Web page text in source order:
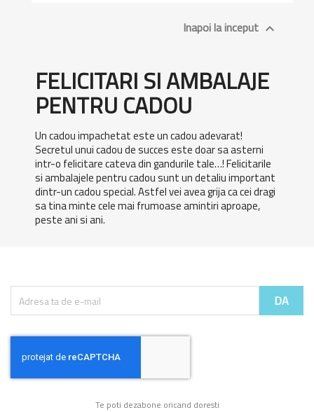
Inapoi la inceput 
FELICITARI SI AMBALAJE
PENTRU CADOU
Un cadou impachetat este un cadou adevarat!
Secretul unui cadou de succes este doar sa asterni
intr-o felicitare cateva din gandurile tale…! Felicitarile
si ambalajele pentru cadou sunt un detaliu important
dintr-un cadou special. Astfel vei avea grija ca cei dragi
sa tina minte cele mai frumoase amintiri aproape,
peste ani si ani.
Te poti dezabone oricand doresti